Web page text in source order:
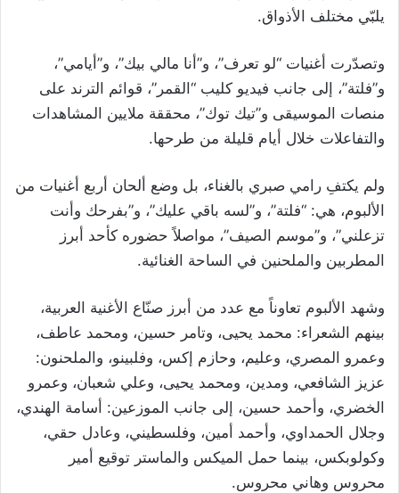
يلبّي مختلف الأذواق.
وتصدّرت أغنيات “لو تعرف”، و”أنا مالي بيك”، و”أيامي”،
و”فلتة”، إلى جانب فيديو كليب “القمر”، قوائم الترند على
منصات الموسيقى و”تيك توك”، محققة ملايين المشاهدات
والتفاعلات خلال أيام قليلة من طرحها.
ولم يكتفِ رامي صبري بالغناء، بل وضع ألحان أربع أغنيات من
الألبوم، هي: “فلتة”، و”لسه باقي عليك”، و”بفرحك وأنت
تزعلني”، و”موسم الصيف”، مواصلاً حضوره كأحد أبرز
المطربين والملحنين في الساحة الغنائية.
وشهد الألبوم تعاوناً مع عدد من أبرز صنّاع الأغنية العربية،
بينهم الشعراء: محمد يحيى، وتامر حسين، ومحمد عاطف،
وعمرو المصري، وعليم، وحازم إكس، وفلبينو، والملحنون:
عزيز الشافعي، ومدين، ومحمد يحيى، وعلي شعبان، وعمرو
الخضري، وأحمد حسين، إلى جانب الموزعين: أسامة الهندي،
وجلال الحمداوي، وأحمد أمين، وفلسطيني، وعادل حقي،
وكولوبكس، بينما حمل الميكس والماستر توقيع أمير
محروس وهاني محروس.